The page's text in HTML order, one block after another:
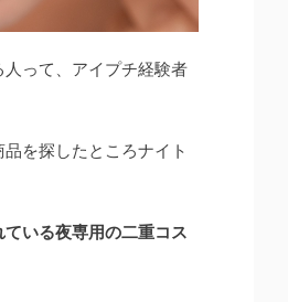
人って、アイプチ経験者
を探したところナイト
いる夜専用の二重コス